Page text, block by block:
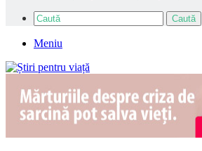
Caută
Meniu